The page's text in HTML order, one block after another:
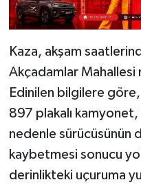
Kaza, akşam
Akçadamlar
Edinilen bilgilere
897 plakalı
nedenle sürücüsünün
kaybetmesi sonucu
derinlikteki uçuruma